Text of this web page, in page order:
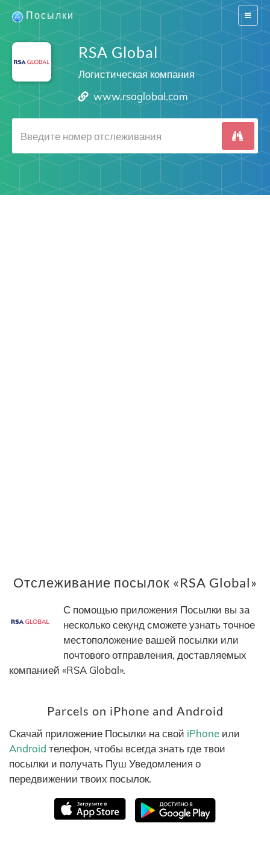
Switch
Посылки
RSA Global
Логистическая компания
www.rsaglobal.com
Отслеживание посылок «RSA Global»
С помощью приложения Посылки вы за
несколько секунд сможете узнать точное
местоположение вашей посылки или
почтового отправления, доставляемых
компанией «RSA Global».
Parcels on iPhone and Android
Скачай приложение Посылки на свой iPhone или
Android телефон, чтобы всегда знать где твои
посылки и получать Пуш Уведомления о
передвижении твоих посылок.